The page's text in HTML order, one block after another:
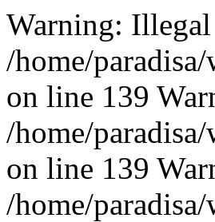
Warning:
/home/
on line 139
/home/
on line 139
/home/